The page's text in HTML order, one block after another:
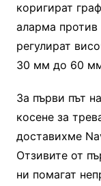
коригират
аларма
регулират
30 мм до 60
За първи път
косене за
доставихме
Отзивите от
ни помагат